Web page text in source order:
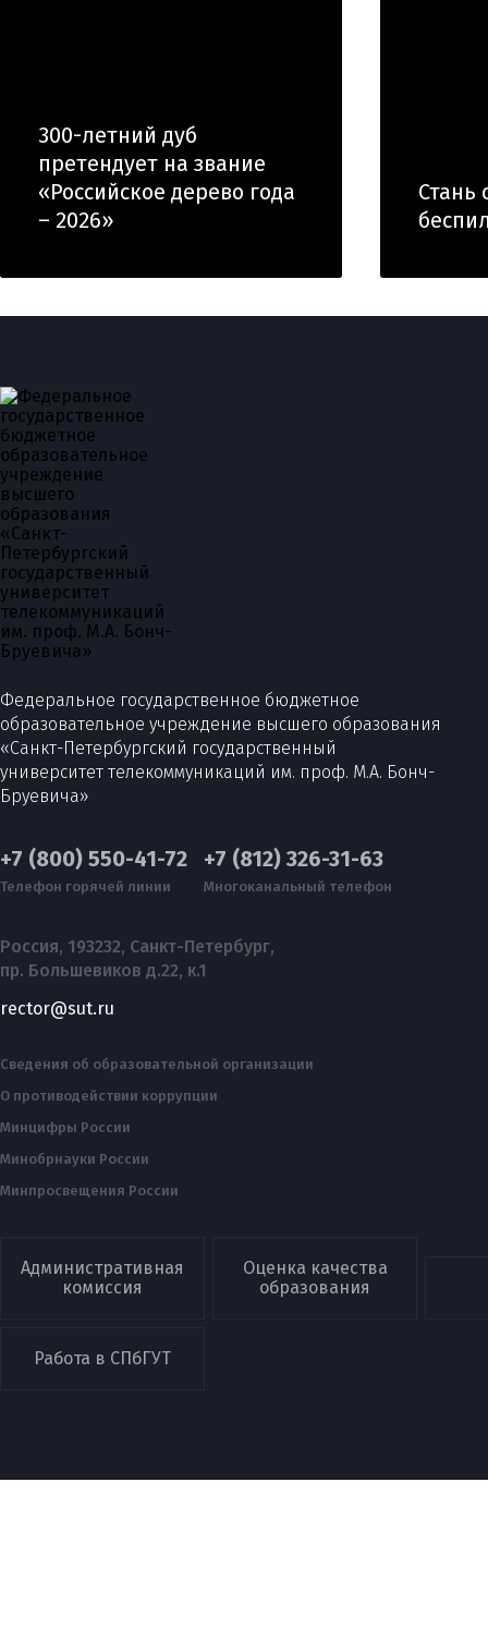
300-летний дуб
претендует на звание
«Российское дерево года
– 2026»
Стань
Федеральное государственное бюджетное
образовательное учреждение высшего образования
«Санкт-Петербургский государственный
университет телекоммуникаций им. проф. М.А. Бонч-
Бруевича»
+7 (800) 550-41-72
Телефон горячей линии
+7 (812) 326-31-63
Многоканальный телефон
Россия, 193232, Санкт-Петербург,
пр. Большевиков д.22, к.1
rector@sut.ru
Сведения об образовательной организации
О противодействии коррупции
Минцифры России
Минобрнауки России
Минпросвещения России
Административная
комиссия
Оценка качества
образования
Работа в СПбГУТ